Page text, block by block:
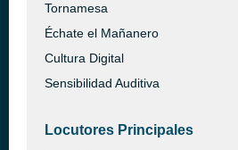
Tornamesa
Échate el Mañanero
Cultura Digital
Sensibilidad Auditiva
Locutores Principales